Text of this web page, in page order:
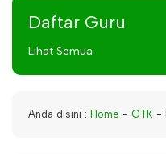
Daftar Guru
Lihat Semua
Anda disini : Home - GTK -